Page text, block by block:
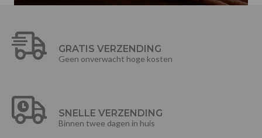
GRATIS VERZENDING
Geen onverwacht hoge kosten
SNELLE VERZENDING
Binnen twee dagen in huis